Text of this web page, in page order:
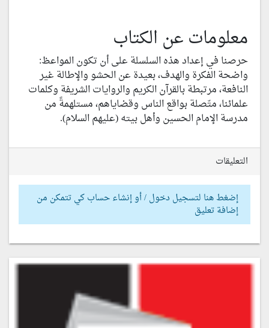
معلومات عن الكتاب
حرصنا في إعداد هذه السلسلة على أن تكون المواعظ:
واضحة الفكرة والهدف، بعيدة عن الحشو والإطالة غير
النافعة، مرتبطة بالقرآن الكريم والروايات الشريفة وكلمات
علمائنا، متّصلة بواقع الناس وقضاياهم، مستلهمةً من
مدرسة الإمام الحسين وأهل بيته (عليهم السلام).
التعليقات
إضغط هنا لتسجيل دخول / أو إنشاء حساب كي تتمكن من
إضافة تعليق